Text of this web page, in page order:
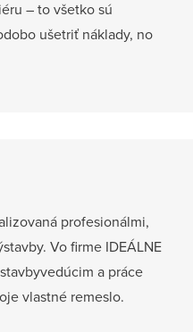
– to všetko sú
ušetriť náklady, no
profesionálmi,
Vo firme IDEÁLNE
a práce
vlastné remeslo.